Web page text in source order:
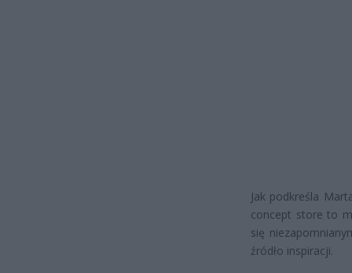
Jak podkreśla
concept store to
się
źródło inspiracji.